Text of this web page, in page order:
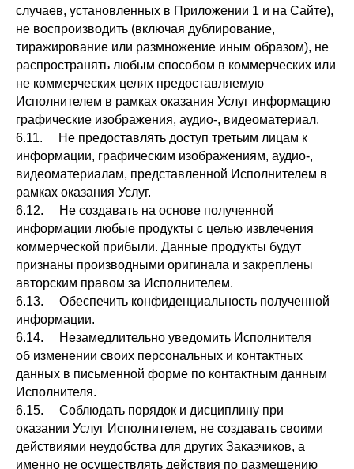
случаев, установленных в Приложении 1 и на Сайте),
не воспроизводить (включая дублирование,
тиражирование или размножение иным образом), не
распространять любым способом в коммерческих или
не коммерческих целях предоставляемую
Исполнителем в рамках оказания Услуг информацию
графические изображения, аудио-, видеоматериал.
6.11. Не предоставлять доступ третьим лицам к
информации, графическим изображениям, аудио-,
видеоматериалам, представленной Исполнителем в
рамках оказания Услуг.
6.12. Не создавать на основе полученной
информации любые продукты с целью извлечения
коммерческой прибыли. Данные продукты будут
признаны производными оригинала и закреплены
авторским правом за Исполнителем.
6.13. Обеспечить конфиденциальность полученной
информации.
6.14. Незамедлительно уведомить Исполнителя
об изменении своих персональных и контактных
данных в письменной форме по контактным данным
Исполнителя.
6.15. Соблюдать порядок и дисциплину при
оказании Услуг Исполнителем, не создавать своими
действиями неудобства для других Заказчиков, а
именно не осуществлять действия по размещению